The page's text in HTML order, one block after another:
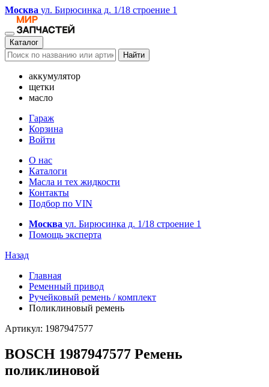
Москва ул. Бирюсинка д. 1/18 строение 1
Каталог
Найти
аккумулятор
щетки
масло
Гараж
Корзина
Войти
О нас
Каталоги
Масла и тех жидкости
Контакты
Подбор по VIN
Москва ул. Бирюсинка д. 1/18 строение 1
Помощь эксперта
Назад
Главная
Ременный привод
Ручейковый ремень / комплект
Поликлиновый ремень
Артикул: 1987947577
BOSCH 1987947577 Ремень
поликлиновой